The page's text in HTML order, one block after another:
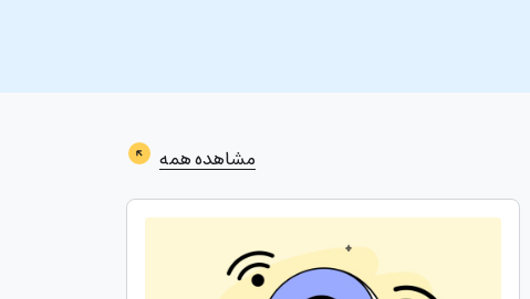
مشاهده همه